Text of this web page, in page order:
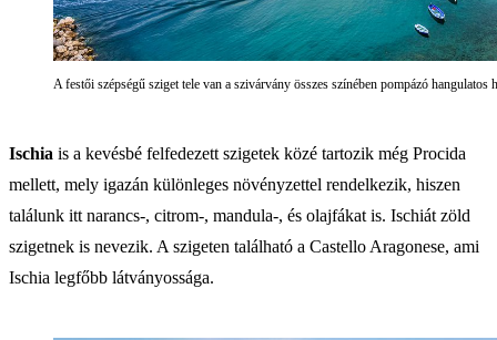
A festői szépségű sziget tele van a szivárvány összes színében pompázó hangulatos
Ischia is a kevésbé felfedezett szigetek közé tartozik még Procida
mellett, mely igazán különleges növényzettel rendelkezik, hiszen
találunk itt narancs-, citrom-, mandula-, és olajfákat is. Ischiát zöld
szigetnek is nevezik. A szigeten található a Castello Aragonese, ami
Ischia legfőbb látványossága.